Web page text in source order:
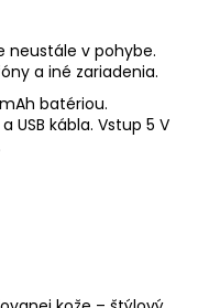
neustále v pohybe.
a iné zariadenia.
batériou.
kábla. Vstup 5 V